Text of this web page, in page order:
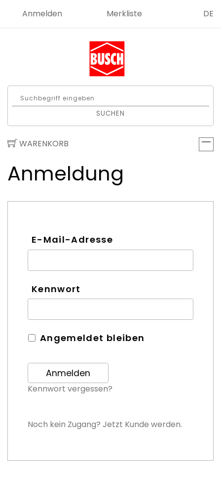
Anmelden Merkliste DE
SUCHEN
WARENKORB
Anmeldung
E-Mail-Adresse
Kennwort
Angemeldet bleiben
Kennwort vergessen?
Noch kein Zugang? Jetzt Kunde werden.